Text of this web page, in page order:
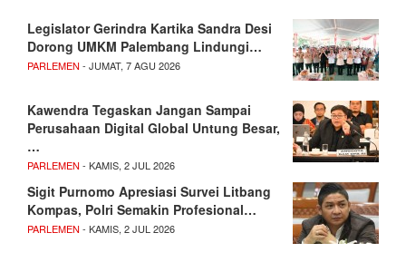
Legislator Gerindra Kartika Sandra Desi
Dorong UMKM Palembang Lindungi…
PARLEMEN - JUMAT, 7 AGU 2026
Kawendra Tegaskan Jangan Sampai
Perusahaan Digital Global Untung Besar,
…
PARLEMEN - KAMIS, 2 JUL 2026
Sigit Purnomo Apresiasi Survei Litbang
Kompas, Polri Semakin Profesional…
PARLEMEN - KAMIS, 2 JUL 2026